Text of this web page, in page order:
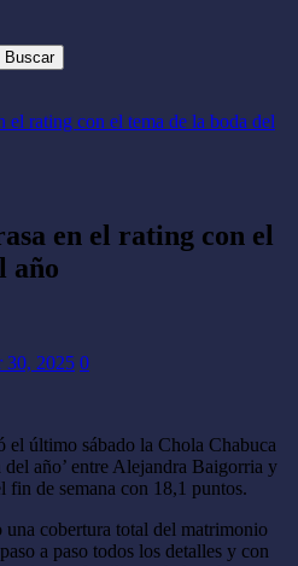
Buscar
el rating con el tema de la boda del
en el rating con el
año
30, 2025 0
el último sábado la Chola Chabuca
del año’ entre Alejandra Baigorria y
fin de semana con 18,1 puntos.
una cobertura total del matrimonio
a paso todos los detalles y con